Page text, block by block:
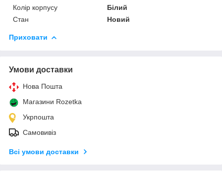
Колір корпусу
Білий
Стан
Новий
Приховати
Умови доставки
Нова Пошта
Магазини Rozetka
Укрпошта
Самовивіз
Всі умови доставки